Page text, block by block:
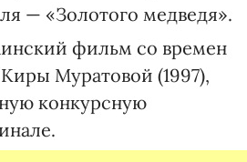
— «Золотого медведя».
фильм со времен
Муратовой (1997),
конкурсную